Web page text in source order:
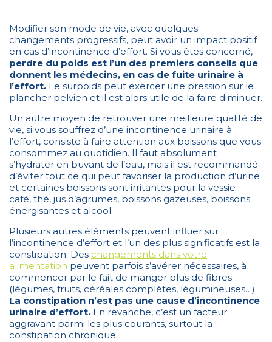
Modifier son mode de vie, avec quelques
changements progressifs, peut avoir un impact positif
en cas d’incontinence d’effort. Si vous êtes concerné,
perdre du poids est l’un des premiers conseils que
donnent les médecins, en cas de fuite urinaire à
l’effort. Le surpoids peut exercer une pression sur le
plancher pelvien et il est alors utile de la faire diminuer.
Un autre moyen de retrouver une meilleure qualité de
vie, si vous souffrez d’une incontinence urinaire à
l’effort, consiste à faire attention aux boissons que vous
consommez au quotidien. Il faut absolument
s’hydrater en buvant de l’eau, mais il est recommandé
d’éviter tout ce qui peut favoriser la production d’urine
et certaines boissons sont irritantes pour la vessie :
café, thé, jus d’agrumes, boissons gazeuses, boissons
énergisantes et alcool.
Plusieurs autres éléments peuvent influer sur
l’incontinence d’effort et l’un des plus significatifs est la
constipation. Des changements dans votre
alimentation peuvent parfois s’avérer nécessaires, à
commencer par le fait de manger plus de fibres
(légumes, fruits, céréales complètes, légumineuses…).
La constipation n’est pas une cause d’incontinence
urinaire d’effort. En revanche, c’est un facteur
aggravant parmi les plus courants, surtout la
constipation chronique.